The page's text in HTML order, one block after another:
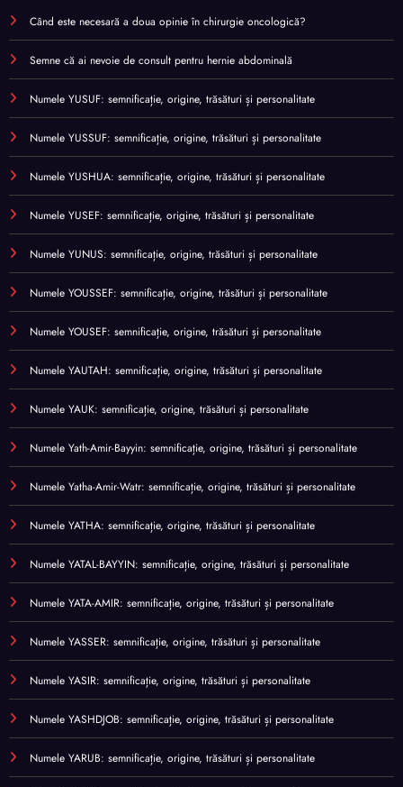
Când este necesară a doua opinie în chirurgie oncologică?
Semne că ai nevoie de consult pentru hernie abdominală
Numele YUSUF: semnificație, origine, trăsături și personalitate
Numele YUSSUF: semnificație, origine, trăsături și personalitate
Numele YUSHUA: semnificație, origine, trăsături și personalitate
Numele YUSEF: semnificație, origine, trăsături și personalitate
Numele YUNUS: semnificație, origine, trăsături și personalitate
Numele YOUSSEF: semnificație, origine, trăsături și personalitate
Numele YOUSEF: semnificație, origine, trăsături și personalitate
Numele YAUTAH: semnificație, origine, trăsături și personalitate
Numele YAUK: semnificație, origine, trăsături și personalitate
Numele Yath-Amir-Bayyin: semnificație, origine, trăsături și personalitate
Numele Yatha-Amir-Watr: semnificație, origine, trăsături și personalitate
Numele YATHA: semnificație, origine, trăsături și personalitate
Numele YATAL-BAYYIN: semnificație, origine, trăsături și personalitate
Numele YATA-AMIR: semnificație, origine, trăsături și personalitate
Numele YASSER: semnificație, origine, trăsături și personalitate
Numele YASIR: semnificație, origine, trăsături și personalitate
Numele YASHDJOB: semnificație, origine, trăsături și personalitate
Numele YARUB: semnificație, origine, trăsături și personalitate